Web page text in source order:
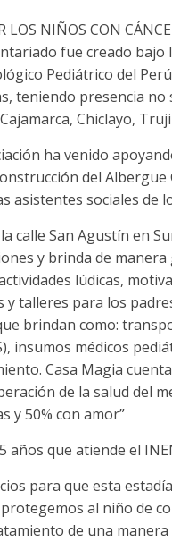
LOS NIÑOS CON
fue creado bajo
Pediátrico del
teniendo presencia
Chiclayo,
ha venido
del Albergue
asistentes sociales de
calle San Agustín en
y brinda de
lúdicas,
talleres para los
brindan como:
insumos médicos
Casa Magia
de la salud del
y 50% con amor”
años que atiende el
para que esta
al niño de
de una manera